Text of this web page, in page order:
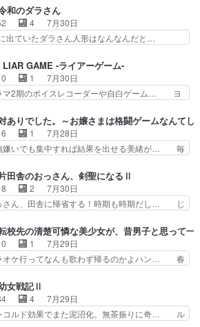
か‥Lv200帯の… そのために役割を超越する
出現させるた… アリスのお陰で他の勇者達も
してくれ魔…
んの恋愛話をしたり、タバコを生産… ここう
ら思ったことズバリ言ってくれて… おかし
さわやかだ 世話好きの陰に支配… ヤクねこ
ワガタ取りの話見て切なくなっ… 普段は選別
唐突な作画力の正… なんか今日はかなり一
終わっちまったっ… 先週と比べてまだまとも
えた。4話は過…
和のダラさん
4
7月30日
出ていたダラさん人形はなんなんだと…
過去がきっちり現代に継承されている… ダラ
と姉弟の母との出会いの話やはりダ… ダラさ
過去話も佳境…げに恐ろしいは人… 第５話感
２人の過剰な貢ぎ物?の礼とし… 第５話感
が4話と入れ替わってるのね… こんなデカイ
うやって運ぶんだよ！？姉… ダラさん、人型
にもなれるんか!?w髪…
LIAR GAME -ライアーゲーム-
1
7月30日
マ2期のボイスレコーダーや自白ゲーム… ヨ
奴らも馬鹿が多いが、夜の国も同じ… ご視聴
がとうございました来週もよろし… 握った◯
（中の人的に）仲間であるプレ… ヨコヤの頭
転の速さと人間の心理を利用… 夜の国のヨコ
の国の独裁支配を強化、… やはりヨコヤいい
ね。昼の国が勝てる流… 役で出演いたしまし
次回も緊張が止まり…
ありでした。～お嬢さまは格闘ゲームなんてし
1
7月28日
嫌いでも集中すれば結果を出せる美緒が… 毎
ームも相手が強すぎるとやる気無く… テー
テスト勉強と大会感想は、美緒がテ… すげー
ーーーーーー良い……。女性声優… 深夜の格
対戦よりテストの方がよっぽど… 真剣に授業
に向けて勉強会！美緒ちゃ… 受験勉強と戦闘
なら戦闘を選ぶ娘w美… 勉強嫌いでバトル
ぶって、ひぐらしの沙…
田舎のおっさん、剣聖になるⅡ
2
7月30日
さん、田舎に帰省する！時期も時期だし… じ
い爺さんには夢が詰まってると思う… クル
ヘンブリッツ、ミュイと一緒におっ… 帰省、
ヒロインはクルニ。順番的には確… 父親から
が来た。サーベルボアの退治の… ここでヘン
帰ることに・ベリルはミュ… おっさんの親と
とお爺ちゃんだよね孫扱… ・ベリル、実家に
ことに・ベリルはミュ…
校先の清楚可憐な美少女が、昔男子と思って一
1
7月29日
オケ行ってなんも歌わず帰るのかよハン… 春
あの女優さんが春希のお母さんのよ… 春希ち
姫ちゃんに野菜の子も凄え可愛い… 隼人くん
マホを買いに行ってたけど完全… 第４話を
で視聴しました。視聴… スマホを買うた
女戦記Ⅱ
4
7月29日
コルド効果でまた泥沼化。無茶振りに奇… ル